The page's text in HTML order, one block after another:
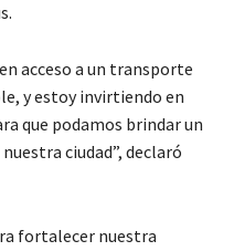
acceso a un transporte
y estoy invirtiendo en
que podamos brindar un
ciudad”, declaró
fortalecer nuestra